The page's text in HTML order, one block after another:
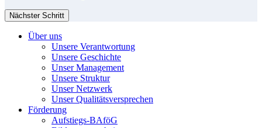
Nächster Schritt
Über uns
Unsere Verantwortung
Unsere Geschichte
Unser Management
Unsere Struktur
Unser Netzwerk
Unser Qualitätsversprechen
Förderung
Aufstiegs-BAföG